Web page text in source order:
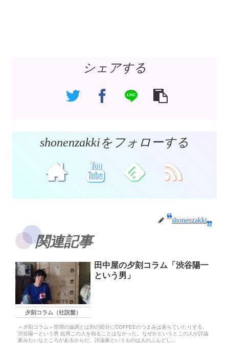
シェアする
shonenzakkiをフォローする
shonenzakki
関連記事
夕刻コラム（社説盤）
田中屋の夕刻コラム「渋谷陽一
という男」
＝夕刻コラム＝世間の論調とは別の部分にCOFFEEのつまみは落ちていたりする。
渋谷陽一という男 結局この人を知ることはなかった。なぜかというとこの人が評論
家みたいなところがあるからだ。評論家というものは人のふんどし...